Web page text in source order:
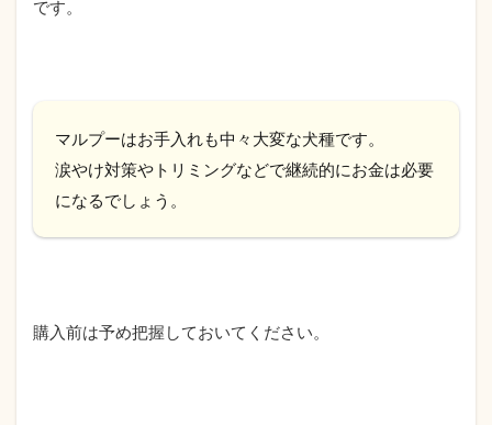
です。
マルプーはお手入れも中々大変な犬種です。
涙やけ対策やトリミングなどで継続的にお金は必要
になるでしょう。
購入前は予め把握しておいてください。